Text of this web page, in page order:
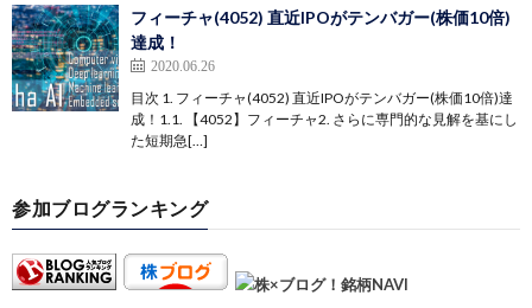
フィーチャ(4052) 直近IPOがテンバガー(株価10倍)
達成！
2020.06.26
目次 1. フィーチャ(4052) 直近IPOがテンバガー(株価10倍)達
成！1.1. 【4052】フィーチャ2. さらに専門的な見解を基にし
た短期急[…]
参加ブログランキング